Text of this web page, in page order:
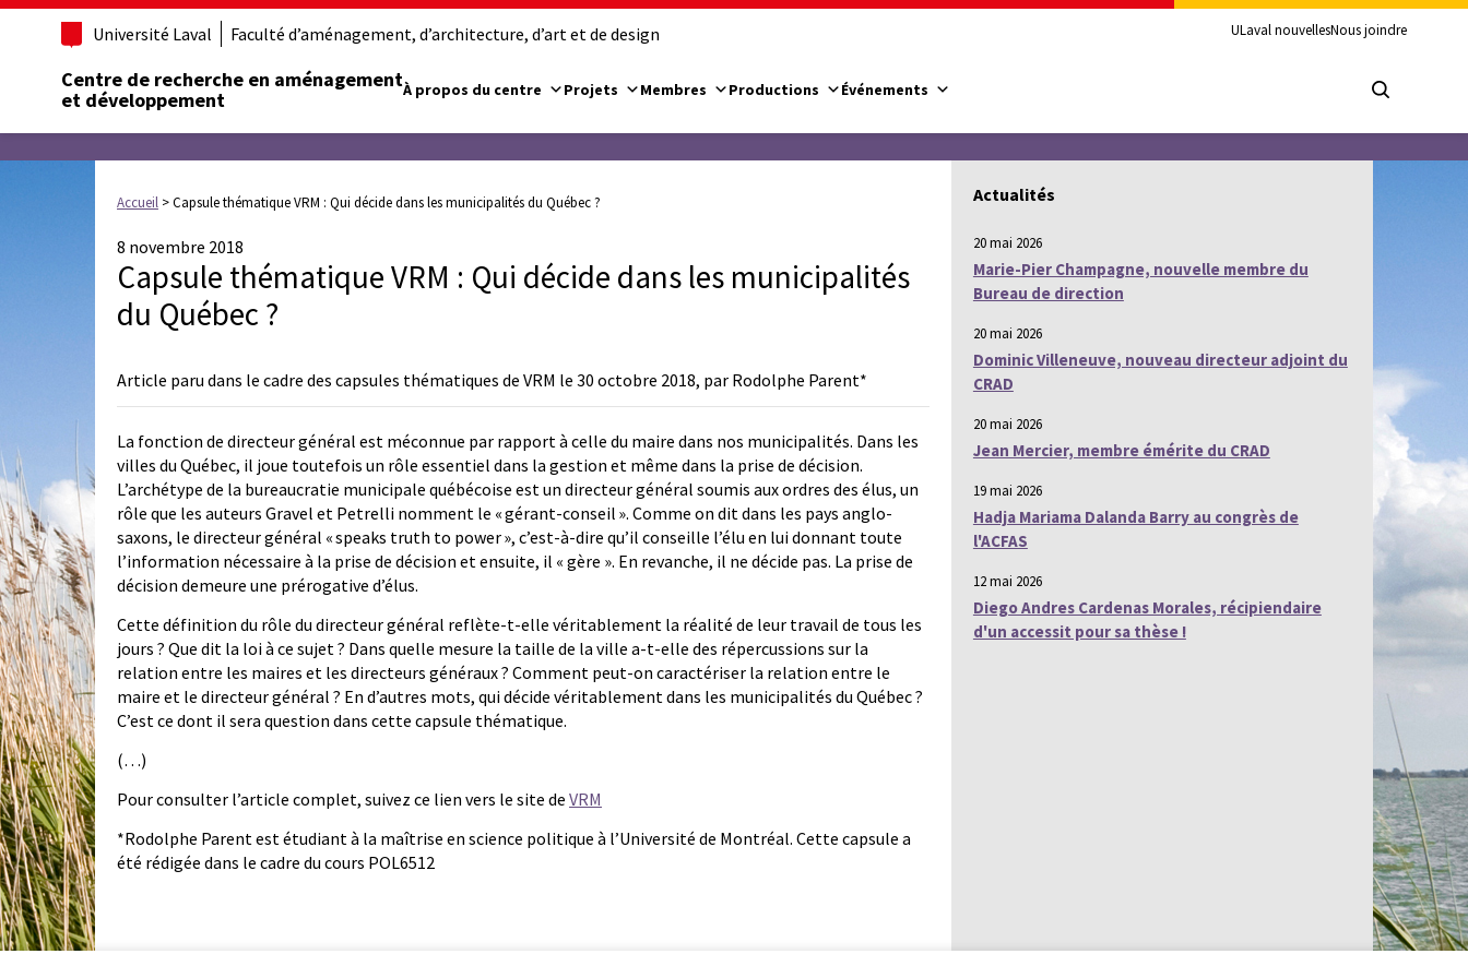
Université Laval Faculté d’aménagement, d’architecture, d’art et de design ULaval nouvellesNous joindre
Centre de recherche en aménagement
et développement
À propos du centre Projets Membres Productions Événements
Accueil >Capsule thématique VRM : Qui décide dans les municipalités du Québec ?
8 novembre 2018
Capsule thématique VRM : Qui décide dans les municipalités
du Québec ?
Article paru dans le cadre des capsules thématiques de VRM le 30 octobre 2018, par Rodolphe Parent*
La fonction de directeur général est méconnue par rapport à celle du maire dans nos municipalités. Dans les
villes du Québec, il joue toutefois un rôle essentiel dans la gestion et même dans la prise de décision.
L’archétype de la bureaucratie municipale québécoise est un directeur général soumis aux ordres des élus, un
rôle que les auteurs Gravel et Petrelli nomment le « gérant-conseil ». Comme on dit dans les pays anglo-
saxons, le directeur général « speaks truth to power », c’est-à-dire qu’il conseille l’élu en lui donnant toute
l’information nécessaire à la prise de décision et ensuite, il « gère ». En revanche, il ne décide pas. La prise de
décision demeure une prérogative d’élus.
Cette définition du rôle du directeur général reflète-t-elle véritablement la réalité de leur travail de tous les
jours ? Que dit la loi à ce sujet ? Dans quelle mesure la taille de la ville a-t-elle des répercussions sur la
relation entre les maires et les directeurs généraux ? Comment peut-on caractériser la relation entre le
maire et le directeur général ? En d’autres mots, qui décide véritablement dans les municipalités du Québec ?
C’est ce dont il sera question dans cette capsule thématique.
(…)
Pour consulter l’article complet, suivez ce lien vers le site de VRM
*Rodolphe Parent est étudiant à la maîtrise en science politique à l’Université de Montréal. Cette capsule a
été rédigée dans le cadre du cours POL6512
Actualités
20 mai 2026
Marie-Pier Champagne, nouvelle membre du
Bureau de direction
20 mai 2026
Dominic Villeneuve, nouveau directeur adjoint du
CRAD
20 mai 2026
Jean Mercier, membre émérite du CRAD
19 mai 2026
Hadja Mariama Dalanda Barry au congrès de
l'ACFAS
12 mai 2026
Diego Andres Cardenas Morales, récipiendaire
d'un accessit pour sa thèse !